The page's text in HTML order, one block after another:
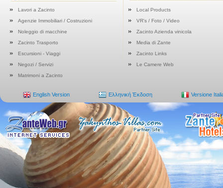
Lavori a Zacinto
Local Products
Agenzie Immobiliari / Costruzioni
VR's / Foto / Video
Noleggio di macchine
Zacinto Azienda vinicola
Zacinto Trasporto
Media di Zante
Escursioni - Viaggi
Zacinto Links
Negozi / Servizi
Le Camere Web
Matrimoni a Zacinto
English Version Ελληνική Έκδοση Versione